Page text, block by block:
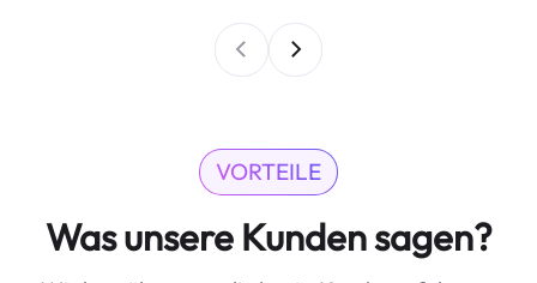
VORTEILE
Was unsere Kunden sagen?